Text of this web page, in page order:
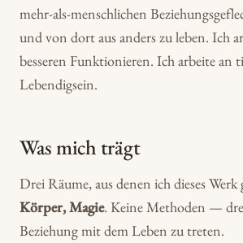
mehr-als-menschlichen
und von dort aus anders zu leben. Ich
besseren Funktionieren. Ich arbeite an
Lebendigsein.
Was mich trägt
Drei Räume, aus denen ich dieses Werk
Körper, Magie. Keine Methoden —
Beziehung mit dem Leben zu treten.